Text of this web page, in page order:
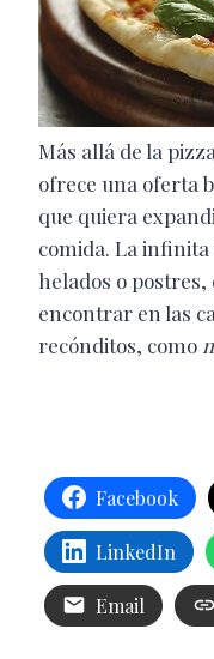
Más allá de la
ofrece una oferta
que quiera
comida. La infinita
helados o
encontrar en las
recónditos, como
Facebook
LinkedIn
Email